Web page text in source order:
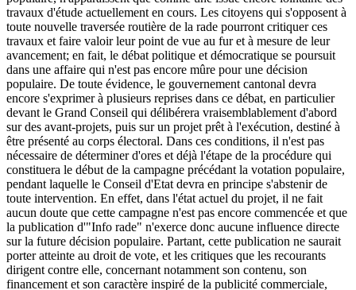
travaux d'étude actuellement en cours. Les citoyens qui s'opposent à
toute nouvelle traversée routière de la rade pourront critiquer ces
travaux et faire valoir leur point de vue au fur et à mesure de leur
avancement; en fait, le débat politique et démocratique se poursuit
dans une affaire qui n'est pas encore mûre pour une décision
populaire. De toute évidence, le gouvernement cantonal devra
encore s'exprimer à plusieurs reprises dans ce débat, en particulier
devant le Grand Conseil qui délibérera vraisemblablement d'abord
sur des avant-projets, puis sur un projet prêt à l'exécution, destiné à
être présenté au corps électoral. Dans ces conditions, il n'est pas
nécessaire de déterminer d'ores et déjà l'étape de la procédure qui
constituera le début de la campagne précédant la votation populaire,
pendant laquelle le Conseil d'Etat devra en principe s'abstenir de
toute intervention. En effet, dans l'état actuel du projet, il ne fait
aucun doute que cette campagne n'est pas encore commencée et que
la publication d'"Info rade" n'exerce donc aucune influence directe
sur la future décision populaire. Partant, cette publication ne saurait
porter atteinte au droit de vote, et les critiques que les recourants
dirigent contre elle, concernant notamment son contenu, son
financement et son caractère inspiré de la publicité commerciale,